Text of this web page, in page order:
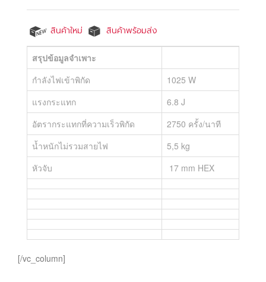
สินค้าใหม่ สินค้าพร้อมส่ง
สรุปข้อมูลจำเพาะ
กำลังไฟเข้าพิกัด
1025 W
แรงกระแทก
6.8 J
อัตรากระแทกที่ความเร็วพิกัด
2750 ครั้ง/นาที
น้ำหนักไม่รวมสายไฟ
5,5 kg
หัวจับ
17 mm HEX
[/vc_column]